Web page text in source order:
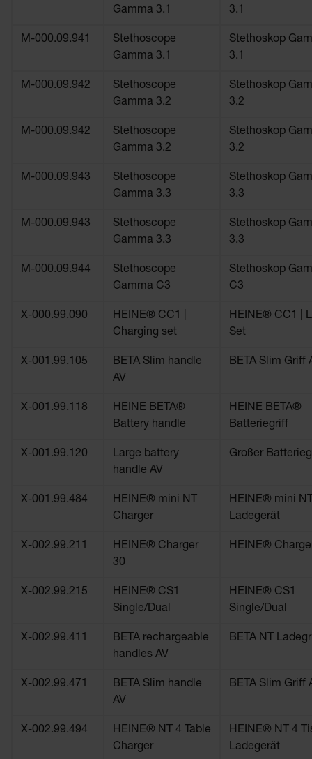
Gamma 3.1
3.1
M-000.09.941
Stethoscope
Gamma 3.1
Stethoskop
3.1
M-000.09.942
Stethoscope
Gamma 3.2
Stethoskop
3.2
M-000.09.942
Stethoscope
Gamma 3.2
Stethoskop
3.2
M-000.09.943
Stethoscope
Gamma 3.3
Stethoskop
3.3
M-000.09.943
Stethoscope
Gamma 3.3
Stethoskop
3.3
M-000.09.944
Stethoscope
Gamma C3
Stethoskop
C3
X-000.99.090
HEINE® CC1 |
Charging set
HEINE® CC1 |
Set
X-001.99.105
BETA Slim handle
AV
BETA Slim Griff
X-001.99.118
HEINE BETA®
Battery handle
HEINE BETA®
Batteriegriff
X-001.99.120
Large battery
handle AV
Großer
X-001.99.484
HEINE® mini NT
Charger
HEINE® mini
Ladegerät
X-002.99.211
HEINE® Charger
30
HEINE®
X-002.99.215
HEINE® CS1
Single/Dual
HEINE® CS1
Single/Dual
X-002.99.411
BETA rechargeable
handles AV
BETA NT
X-002.99.471
BETA Slim handle
AV
BETA Slim Griff
X-002.99.494
HEINE® NT 4 Table
Charger
HEINE® NT 4
Ladegerät